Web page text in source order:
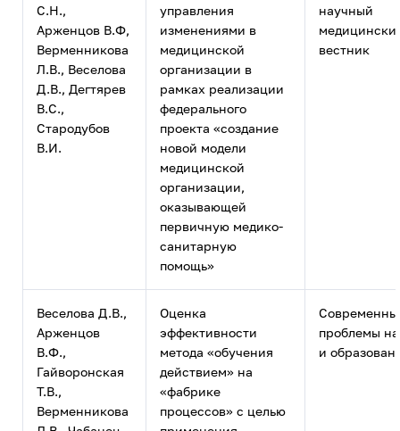
С.Н.,
Арженцов В.Ф,
Верменникова
Л.В., Веселова
Д.В., Дегтярев
В.С.,
Стародубов
В.И.
управления
изменениями в
медицинской
организации в
рамках реализации
федерального
проекта «создание
новой модели
медицинской
организации,
оказывающей
первичную медико-
санитарную
помощь»
научный
вестник
Веселова Д.В.,
Арженцов
В.Ф.,
Гайворонская
Т.В.,
Верменникова
Оценка
эффективности
метода «обучения
действием» на
«фабрике
процессов» с целью
проблемы
и